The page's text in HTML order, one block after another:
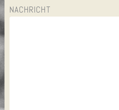
NACHRICHT